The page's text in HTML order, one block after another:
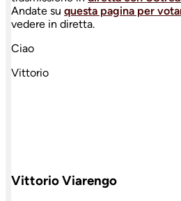
Andate su questa pagina per
vedere in diretta.
Ciao
Vittorio
Vittorio Viarengo